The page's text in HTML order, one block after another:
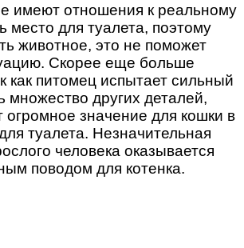
имеют отношения к реальному
место для туалета, поэтому
животное, это не поможет
Скорее еще больше
как питомец испытает сильный
множество других деталей,
значение для кошки в
туалета. Незначительная
человека оказывается
поводом для котенка.